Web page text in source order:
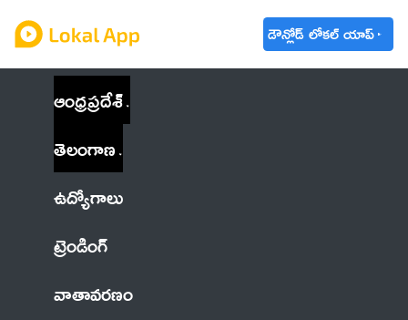
డౌన్లోడ్ లోకల్ యాప్
ఆంధ్రప్రదేశ్
తెలంగాణ
ఉద్యోగాలు
ట్రెండింగ్
వాతావరణం